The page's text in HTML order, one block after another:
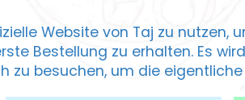
Website von Taj zu nutzen,
Bestellung zu erhalten. Es
zu besuchen, um die